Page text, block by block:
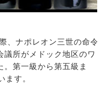
、ナポレオン三世の命令
議所がメドック地区のワ
。第一級から第五級ま
ます。